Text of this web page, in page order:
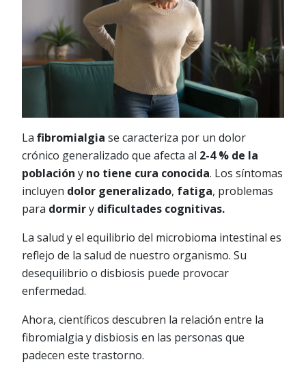
La fibromialgia se caracteriza por un dolor
crónico generalizado que afecta al 2-4 % de la
población y no tiene cura conocida. Los síntomas
incluyen dolor generalizado, fatiga, problemas
para dormiry dificultades cognitivas.
La salud y el equilibrio del microbioma intestinal es
reflejo de la salud de nuestro organismo. Su
desequilibrio o disbiosis puede provocar
enfermedad.
Ahora, científicos descubren la relación entre la
fibromialgia y disbiosis en las personas que
padecen este trastorno.